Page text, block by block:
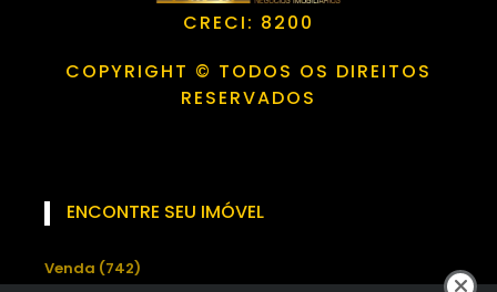
CRECI: 8200
COPYRIGHT © TODOS OS DIREITOS
RESERVADOS
ENCONTRE SEU IMÓVEL
Venda (742)